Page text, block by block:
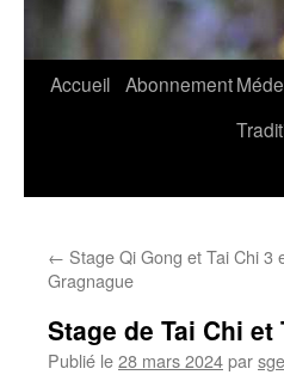
Aller
Accueil Abonnement
← Stage Qi Gong et Tai Chi 3
Gragnague
Stage de Tai Chi
Publié le28 mars 2024par